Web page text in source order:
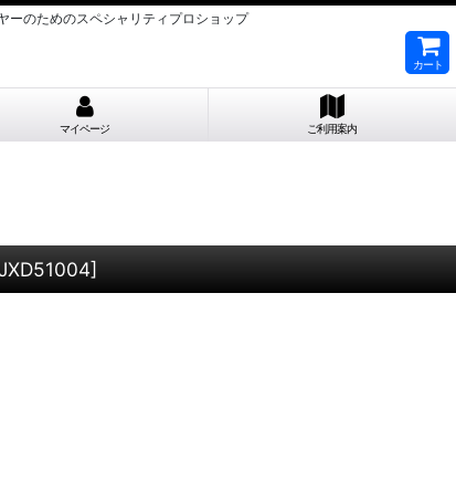
ーのためのスペシャリティプロショップ
カート
マイページ ご利用案内
]